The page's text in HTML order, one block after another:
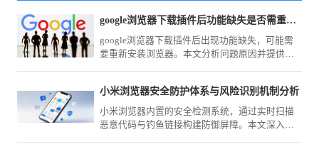
google浏览器下载插件后功能缺失是否需重新安装浏览器
google浏览器下载插件后出现功能缺失，可能需
要重新安装浏览器。本文分析问题原因并提供恢
小米浏览器安全防护体系与风险识别机制分析
小米浏览器内置的安全检测系统，通过实时扫描
恶意代码与钓鱼链接构建防御屏障。本文深入解